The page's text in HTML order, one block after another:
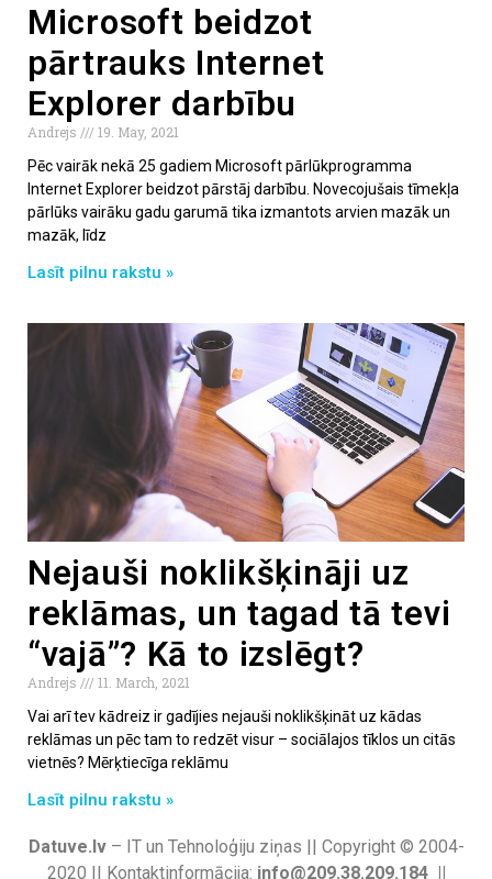
Microsoft beidzot
pārtrauks Internet
Explorer darbību
Andrejs
19. May, 2021
Pēc vairāk nekā 25 gadiem Microsoft pārlūkprogramma
Internet Explorer beidzot pārstāj darbību. Novecojušais tīmekļa
pārlūks vairāku gadu garumā tika izmantots arvien mazāk un
mazāk, līdz
Lasīt pilnu rakstu »
Nejauši noklikšķināji uz
reklāmas, un tagad tā tevi
“vajā”? Kā to izslēgt?
Andrejs
11. March, 2021
Vai arī tev kādreiz ir gadījies nejauši noklikšķināt uz kādas
reklāmas un pēc tam to redzēt visur – sociālajos tīklos un citās
vietnēs? Mērķtiecīga reklāmu
Lasīt pilnu rakstu »
Datuve.lv– IT un Tehnoloģiju ziņas || Copyright © 2004-
2020 || Kontaktinformācija: info@209.38.209.184 ||